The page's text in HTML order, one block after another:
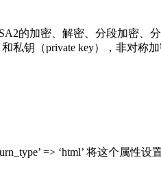
的加密、解密、分段加密、
私钥（private key），非对称
=> ‘html’ 将这个属性